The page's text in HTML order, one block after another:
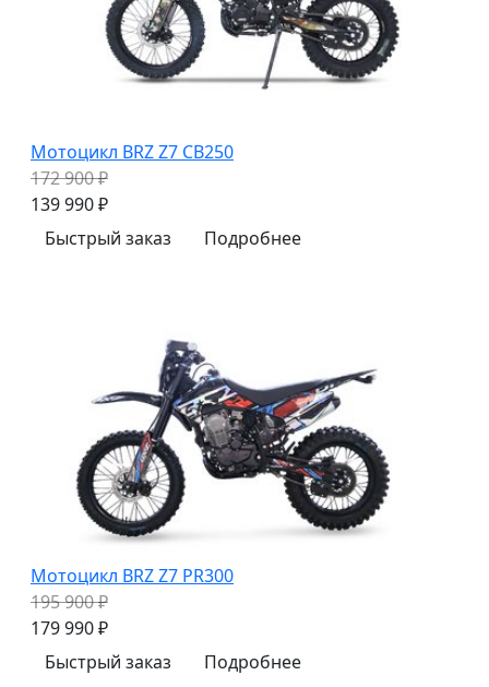
Мотоцикл BRZ Z7 CB250
172 900 ₽
139 990 ₽
Быстрый заказ
Подробнее
Мотоцикл BRZ Z7 PR300
195 900 ₽
179 990 ₽
Быстрый заказ
Подробнее